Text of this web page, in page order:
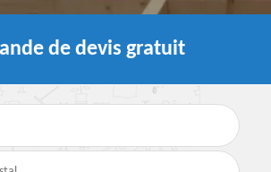
de devis gratuit